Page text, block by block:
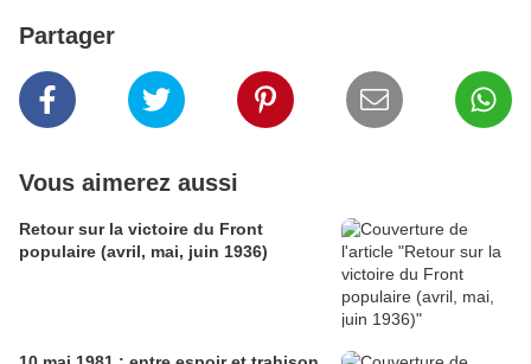
Partager
Vous aimerez aussi
Retour sur la victoire du Front
populaire (avril, mai, juin 1936)